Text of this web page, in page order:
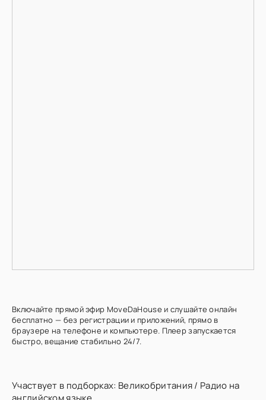
Включайте прямой эфир MoveDaHouse и слушайте онлайн
бесплатно — без регистрации и приложений, прямо в
браузере на телефоне и компьютере. Плеер запускается
быстро, вещание стабильно 24/7.
Участвует в подборках: Великобритания/ Радио на